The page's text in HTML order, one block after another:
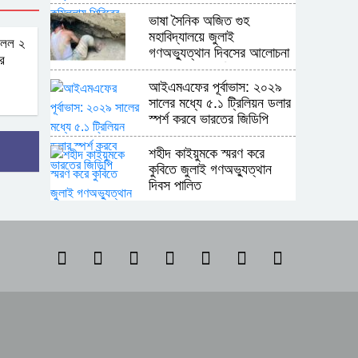
২
ভাষা সৈনিক অজিত গুহ
মহাবিদ্যালয়ে জুলাই
গণঅভ্যুত্থান দিবসের আলোচনা
সভা ও পুরস্কার বিতরণ
​আইএমএফের পূর্বাভাস: ২০২৯
সালের মধ্যে ৫.১ ট্রিলিয়ন ডলার
স্পর্শ করবে ভারতের জিডিপি
শহীদ কাইয়ুমকে স্মরণ করে
কুবিতে জুলাই গণঅভ্যুত্থান
দিবস পালিত
সমকামিতা ও ছাত্রদলের বিরুদ্ধে
মৌন মিছিল